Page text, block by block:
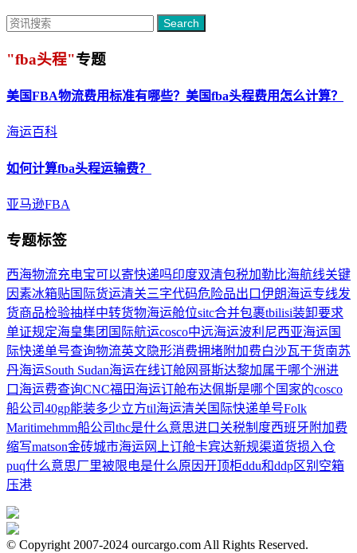
Search
"fba头程"专题
美国FBA物流费用标准有哪些？美国fba头程费用怎么计算？
海运百科
如何计算fba头程运输费？
亚马逊FBA
专题标签
西海物流充电宝可以寄快递吗印度双清包税加勒比海航线关键
因素冰箱贴国际货运清关三字代码危险品出口伊朗海运专线发
货商品检验抽样中转货物海运舱位sitc合并包裹tbilisi装卸要求
单证规定海皇集团 国际航运cosco中远海运波利尼西亚海运国
际快递单号查询物流英文隐形消费拥堵附加费白沙瓦干货南苏
丹海运South Sudan海运在线订舱网哥斯达黎加属于哪个洲进
口海运费查询CNC福田海运订舱布达佩斯是哪个国家的cosco
船公司40gp能装多少立方til海运清关 国际快递单号Folk
Maritimehmm船公司thc是什么意思进口关税制度西班牙 附加费
缩写matson金砖城市海运网上订舱卡宾达新规渠道货损 入仓
puq什么意思厂里被限电是什么原因开顶柜ddu和ddp区别 空箱
压港
© Copyright 2007-2024 ourcargo.com All Rights Reserved.